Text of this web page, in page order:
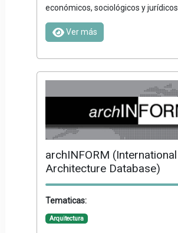
económicos, sociológicos y jurídicos.
Ver más
archINFORM (International
Architecture Database)
Tematicas:
Arquitectura